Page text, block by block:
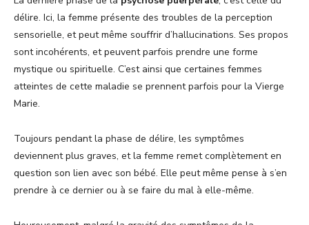
délire. Ici, la femme présente des troubles de la perception
sensorielle, et peut même souffrir d’hallucinations. Ses propos
sont incohérents, et peuvent parfois prendre une forme
mystique ou spirituelle. C’est ainsi que certaines femmes
atteintes de cette maladie se prennent parfois pour la Vierge
Marie.
Toujours pendant la phase de délire, les symptômes
deviennent plus graves, et la femme remet complètement en
question son lien avec son bébé. Elle peut même pense à s’en
prendre à ce dernier ou à se faire du mal à elle-même.